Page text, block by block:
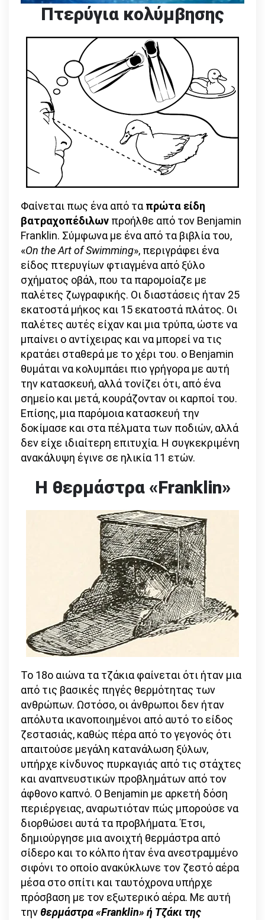
Πτερύγια κολύμβησης
Φαίνεται πως ένα από ταπρώτα είδη
βατραχοπέδιλων προήλθε από τον Benjamin
Franklin. Σύμφωνα με ένα από τα βιβλία του,
«On the Art of Swimming», περιγράφει ένα
είδος πτερυγίων φτιαγμένα από ξύλο
σχήματος οβάλ, που τα παρομοίαζε με
παλέτες ζωγραφικής. Οι διαστάσεις ήταν 25
εκατοστά μήκος και 15 εκατοστά πλάτος. Οι
παλέτες αυτές είχαν και μια τρύπα, ώστε να
μπαίνει ο αντίχειρας και να μπορεί να τις
κρατάει σταθερά με το χέρι του. ο Benjamin
θυμάται να κολυμπάει πιο γρήγορα με αυτή
την κατασκευή, αλλά τονίζει ότι, από ένα
σημείο και μετά, κουράζονταν οι καρποί του.
Επίσης, μια παρόμοια κατασκευή την
δοκίμασε και στα πέλματα των ποδιών, αλλά
δεν είχε ιδιαίτερη επιτυχία. Η συγκεκριμένη
ανακάλυψη έγινε σε ηλικία 11 ετών.
Η θερμάστρα «Franklin»
Το 18ο αιώνα τα τζάκια φαίνεται ότι ήταν μια
από τις βασικές πηγές θερμότητας των
ανθρώπων. Ωστόσο, οι άνθρωποι δεν ήταν
απόλυτα ικανοποιημένοι από αυτό το είδος
ζεστασιάς, καθώς πέρα από το γεγονός ότι
απαιτούσε μεγάλη κατανάλωση ξύλων,
υπήρχε κίνδυνος πυρκαγιάς από τις στάχτες
και αναπνευστικών προβλημάτων από τον
άφθονο καπνό. Ο Benjamin με αρκετή δόση
περιέργειας, αναρωτιόταν πώς μπορούσε να
διορθώσει αυτά τα προβλήματα. Έτσι,
δημιούργησε μια ανοιχτή θερμάστρα από
σίδερο και το κόλπο ήταν ένα ανεστραμμένο
σιφόνι το οποίο ανακύκλωνε τον ζεστό αέρα
μέσα στο σπίτι και ταυτόχρονα υπήρχε
πρόσβαση με τον εξωτερικό αέρα. Με αυτή
την θερμάστρα «Franklin» ή Τζάκι της